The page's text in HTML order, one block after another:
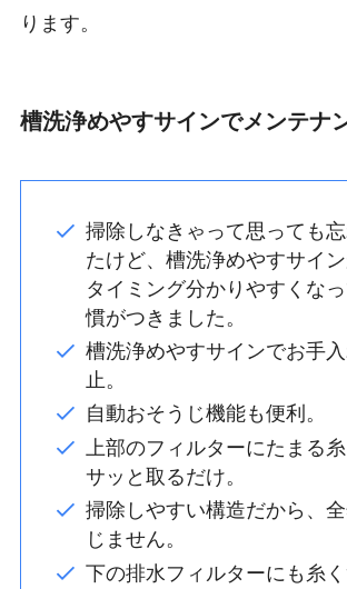
ります。
槽洗浄めやすサインでメンテナ
掃除しなきゃって思っても
たけど、槽洗浄めやすサイ
タイミング分かりやすくな
慣がつきました。
槽洗浄めやすサインでお手
止。
自動おそうじ機能も便利。
上部のフィルターにたまる
サッと取るだけ。
掃除しやすい構造だから、
じません。
下の排水フィルターにも糸